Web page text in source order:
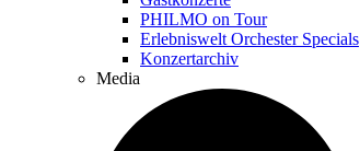
PHILMO on Tour
Erlebniswelt Orchester Specials
Konzertarchiv
Media